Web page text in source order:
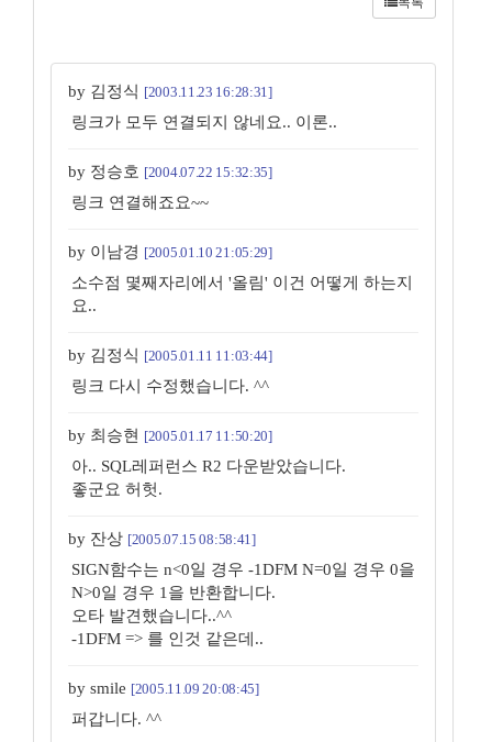
by 김정식 [2003.11.23 16:28:31]
링크가 모두 연결되지 않네요.. 이론..
by 정승호 [2004.07.22 15:32:35]
링크 연결해죠요~~
by 이남경 [2005.01.10 21:05:29]
소수점 몇째자리에서 '올림' 이건 어떻게 하는지
요..
by 김정식 [2005.01.11 11:03:44]
링크 다시 수정했습니다. ^^
by 최승현 [2005.01.17 11:50:20]
아.. SQL레퍼런스 R2 다운받았습니다.
좋군요 허헛.
by 잔상 [2005.07.15 08:58:41]
SIGN함수는 n<0일 경우 -1DFM N=0일 경우 0을
N>0일 경우 1을 반환합니다.
오타 발견했습니다..^^
-1DFM => 를 인것 같은데..
by smile [2005.11.09 20:08:45]
퍼갑니다. ^^